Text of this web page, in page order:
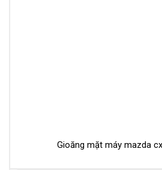
Gioăng mặt máy mazda